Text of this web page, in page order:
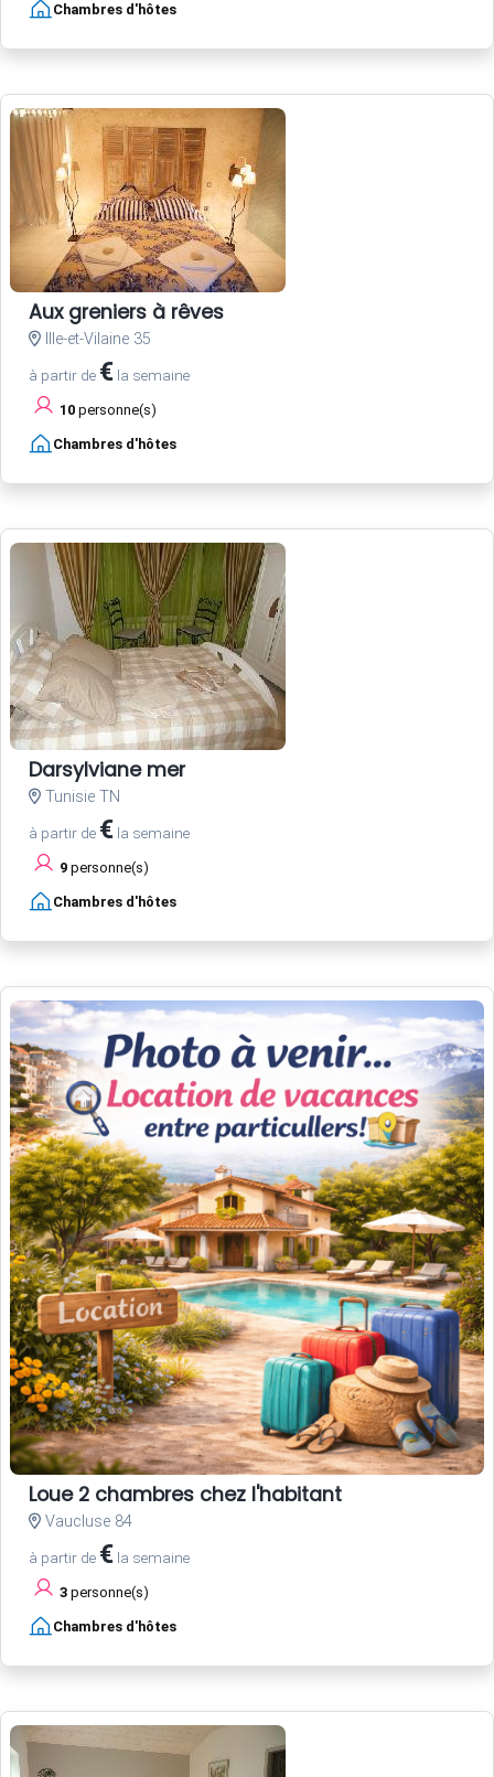
Chambres d'hôtes
Aux greniers à rêves
Ille-et-Vilaine 35
à partir de € la semaine
10 personne(s)
Chambres d'hôtes
Darsylviane mer
Tunisie TN
à partir de € la semaine
9 personne(s)
Chambres d'hôtes
Loue 2 chambres chez l'habitant
Vaucluse 84
à partir de € la semaine
3 personne(s)
Chambres d'hôtes